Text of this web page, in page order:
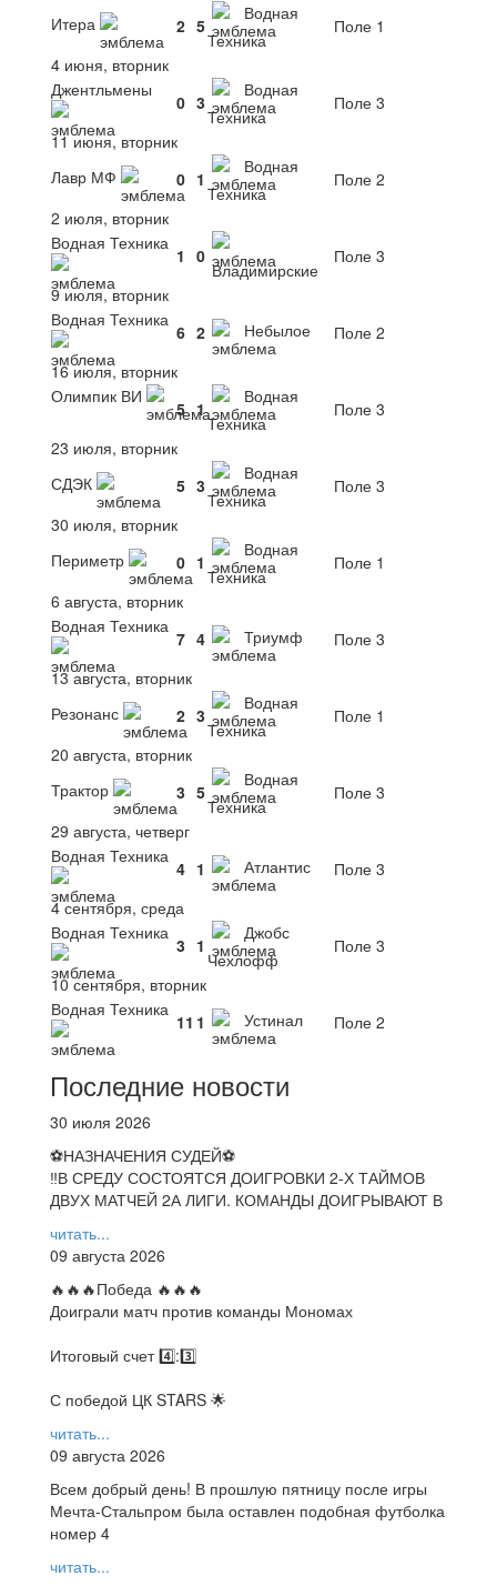
Итера
2 5
Водная
Техника
Поле 1
4 июня, вторник
Джентльмены
0 3
Водная
Техника
Поле 3
11 июня, вторник
Лавр МФ
0 1
Водная
Техника
Поле 2
2 июля, вторник
Водная Техника
1 0
Владимирские
Поле 3
9 июля, вторник
Водная Техника
6 2 Небылое
Поле 2
16 июля, вторник
Олимпик ВИ
5 1
Водная
Техника
Поле 3
23 июля, вторник
СДЭК
5 3
Водная
Техника
Поле 3
30 июля, вторник
Периметр
0 1
Водная
Техника
Поле 1
6 августа, вторник
Водная Техника
7 4 Триумф
Поле 3
13 августа, вторник
Резонанс
2 3
Водная
Техника
Поле 1
20 августа, вторник
Трактор
3 5
Водная
Техника
Поле 3
29 августа, четверг
Водная Техника
4 1 Атлантис
Поле 3
4 сентября, среда
Водная Техника
3 1
Джобс
Чехлофф
Поле 3
10 сентября, вторник
Водная Техника
11 1 Устинал Поле 2
Последние новости
30 июля 2026
⚽НАЗНАЧЕНИЯ СУДЕЙ⚽
‼В СРЕДУ СОСТОЯТСЯ ДОИГРОВКИ 2-Х ТАЙМОВ
ДВУХ МАТЧЕЙ 2А ЛИГИ. КОМАНДЫ ДОИГРЫВАЮТ В
читать...
09 августа 2026
🔥🔥🔥Победа 🔥🔥🔥
Доиграли матч против команды Мономах
Итоговый счет 4️⃣:3️⃣
С победой ЦК STARS 🌟
читать...
09 августа 2026
Всем добрый день! В прошлую пятницу после игры
Мечта-Стальпром была оставлен подобная футболка
номер 4
читать...